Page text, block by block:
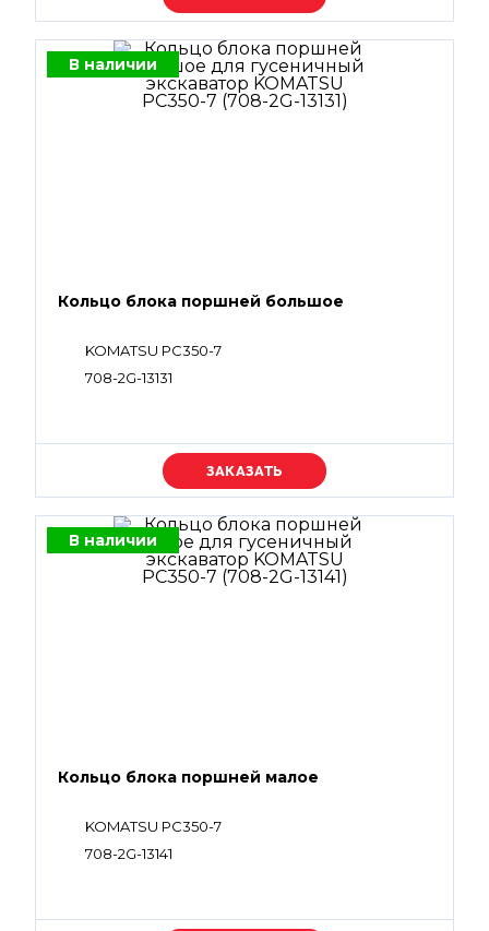
В наличии
Кольцо блока поршней большое
KOMATSU PC350-7
708-2G-13131
Уточняйте цену
В наличии
Кольцо блока поршней малое
KOMATSU PC350-7
708-2G-13141